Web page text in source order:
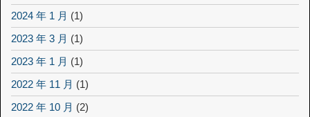
2024 年 1 月 (1)
2023 年 3 月 (1)
2023 年 1 月 (1)
2022 年 11 月 (1)
2022 年 10 月 (2)